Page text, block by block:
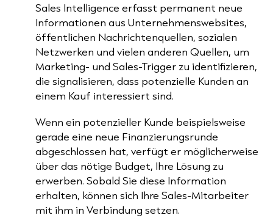
Sales Intelligence erfasst permanent neue
Informationen aus Unternehmenswebsites,
öffentlichen Nachrichtenquellen, sozialen
Netzwerken und vielen anderen Quellen, um
Marketing- und Sales-Trigger zu identifizieren,
die signalisieren, dass potenzielle Kunden an
einem Kauf interessiert sind.
Wenn ein potenzieller Kunde beispielsweise
gerade eine neue Finanzierungsrunde
abgeschlossen hat, verfügt er möglicherweise
über das nötige Budget, Ihre Lösung zu
erwerben. Sobald Sie diese Information
erhalten, können sich Ihre Sales-Mitarbeiter
mit ihm in Verbindung setzen.